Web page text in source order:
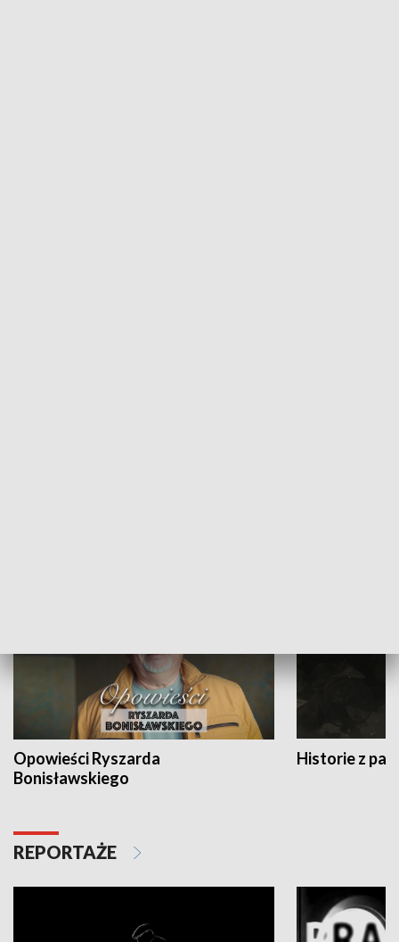
Opowieści Ryszarda
Bonisławskiego
Historie z
REPORTAŻE